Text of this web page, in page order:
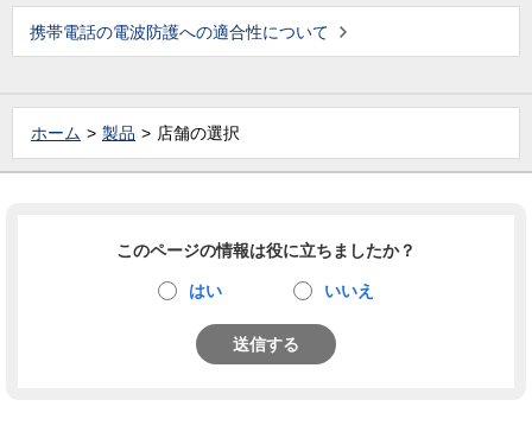
携帯電話の電波防護への適合性について
ホーム 製品 店舗の選択
このページの情報は役に立ちましたか？
はい いいえ
送信する